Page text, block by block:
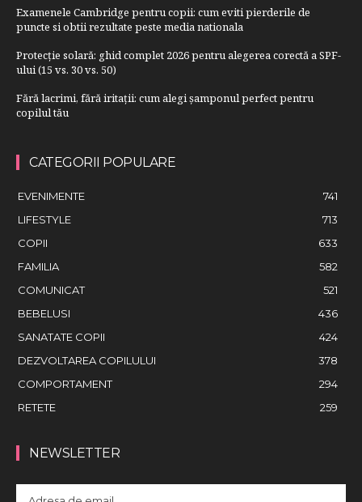
Examenele Cambridge pentru copii: cum eviti pierderile de
puncte si obtii rezultate peste media nationala
Protecție solară: ghid complet 2026 pentru alegerea corectă a SPF-
ului (15 vs. 30 vs. 50)
Fără lacrimi, fără iritații: cum alegi șamponul perfect pentru
copilul tău
CATEGORII POPULARE
EVENIMENTE
741
LIFESTYLE
713
COPII
633
FAMILIA
582
COMUNICAT
521
BEBELUSI
436
SANATATE COPII
424
DEZVOLTAREA COPILULUI
378
COMPORTAMENT
294
RETETE
259
NEWSLETTER